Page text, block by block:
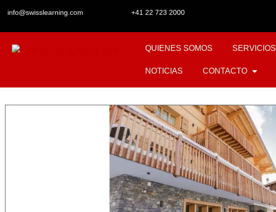
info@swisslearning.com +41 22 723 2000
QUIENES SOMOS SERVICIOS
NOTICIAS CONTACTO